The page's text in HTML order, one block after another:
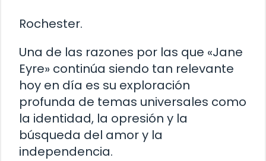
Rochester.
Una de las razones por las que «Jane
Eyre» continúa siendo tan relevante
hoy en día es su exploración
profunda de temas universales como
la identidad, la opresión y la
búsqueda del amor y la
independencia.